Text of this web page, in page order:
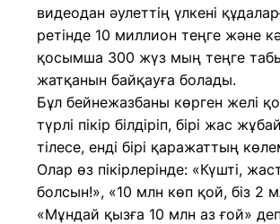
видеодан әулеттің үлкені
ретінде 10 миллион теңге және
қосымша 300 жүз мың теңге
жатқанын байқауға болады.
Бұл бейнежазбаны көрген желі
түрлі пікір білдіріп, бірі жас
тілесе, енді бірі қаражаттың
Олар өз пікірлерінде: «Күшті,
болсын!», «10 млн көп қой, біз 2
«Мұндай қызға 10 млн аз ғой»